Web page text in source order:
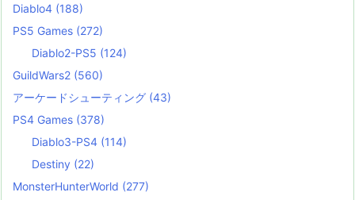
Diablo4 (188)
PS5 Games (272)
Diablo2-PS5 (124)
GuildWars2 (560)
アーケードシューティング (43)
PS4 Games (378)
Diablo3-PS4 (114)
Destiny (22)
MonsterHunterWorld (277)